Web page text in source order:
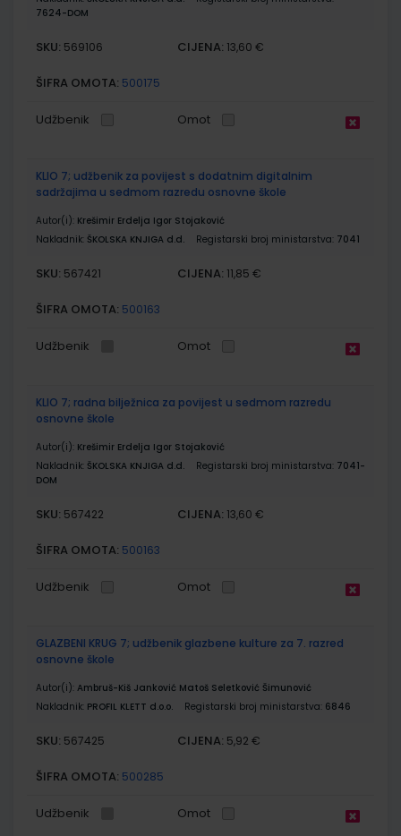
7624-DOM
SKU: 569106 CIJENA: 13,60 €
ŠIFRA OMOTA: 500175
Udžbenik Omot
KLIO 7; udžbenik za povijest s dodatnim digitalnim
sadržajima u sedmom razredu osnovne škole
Autor(i): Krešimir Erdelja Igor Stojaković
Nakladnik: ŠKOLSKA KNJIGA d.d. Registarski broj ministarstva: 7041
SKU: 567421 CIJENA: 11,85 €
ŠIFRA OMOTA: 500163
Udžbenik Omot
KLIO 7; radna bilježnica za povijest u sedmom razredu
osnovne škole
Autor(i): Krešimir Erdelja Igor Stojaković
Nakladnik: ŠKOLSKA KNJIGA d.d. Registarski broj ministarstva: 7041-
DOM
SKU: 567422 CIJENA: 13,60 €
ŠIFRA OMOTA: 500163
Udžbenik Omot
GLAZBENI KRUG 7; udžbenik glazbene kulture za 7. razred
osnovne škole
Autor(i): Ambruš-Kiš Janković Matoš Seletković Šimunović
Nakladnik: PROFIL KLETT d.o.o. Registarski broj ministarstva: 6846
SKU: 567425 CIJENA: 5,92 €
ŠIFRA OMOTA: 500285
Udžbenik Omot